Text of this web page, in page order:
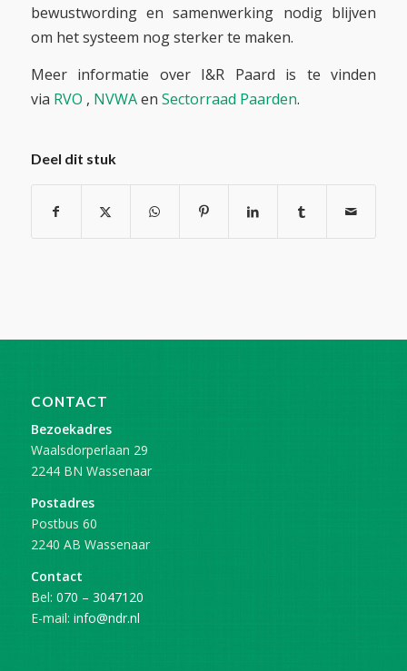
bewustwording en samenwerking nodig blijven
om het systeem nog sterker te maken.
Meer informatie over I&R Paard is te vinden
via RVO , NVWAen Sectorraad Paarden.
Deel dit stuk
CONTACT
Bezoekadres
Waalsdorperlaan 29
2244 BN Wassenaar
Postadres
Postbus 60
2240 AB Wassenaar
Contact
Bel: 070 – 3047120
E-mail: info@ndr.nl